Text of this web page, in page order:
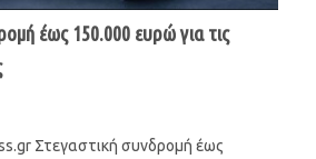
έως 150.000 ευρώ για τις
Στεγαστική συνδρομή έως